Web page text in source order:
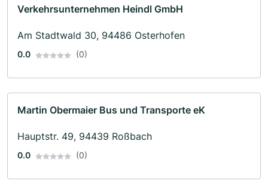
Verkehrsunternehmen Heindl GmbH
Am Stadtwald 30, 94486 Osterhofen
0.0 (0)
Martin Obermaier Bus und Transporte eK
Hauptstr. 49, 94439 Roßbach
0.0 (0)